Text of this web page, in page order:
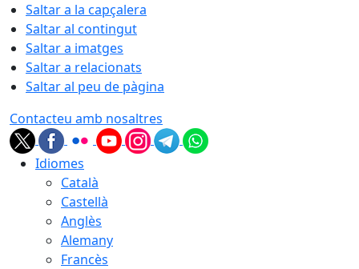
Saltar a la capçalera
Saltar al contingut
Saltar a imatges
Saltar a relacionats
Saltar al peu de pàgina
Contacteu amb nosaltres
Idiomes
Català
Castellà
Anglès
Alemany
Francès